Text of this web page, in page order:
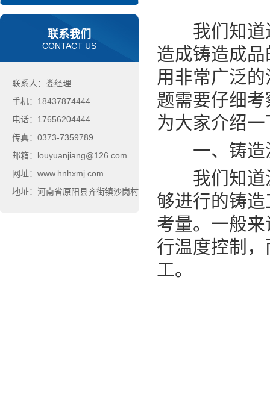
联系我们
CONTACT US
联系人：娄经理
手机：18437874444
电话：17656204444
传真：0373-7359789
邮箱：louyuanjiang@126.com
网址：www.hnhxmj.com
地址：河南省原阳县齐街镇沙岗村
我们知道进
造成铸造成
用非常广泛
题需要仔细
为大家介绍一
一、铸造
我们知道温
够进行的铸
考量。一般
行温度控制
工。